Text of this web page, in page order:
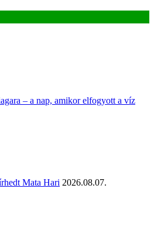
– a nap, amikor elfogyott a víz
Mata Hari 2026.08.07.